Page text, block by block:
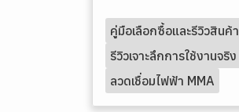
คู่มือเลือกซื้อและรีวิวสินค้า
รีวิวเจาะลึกการใช้งานจริง
ลวดเชื่อมไฟฟ้า MMA